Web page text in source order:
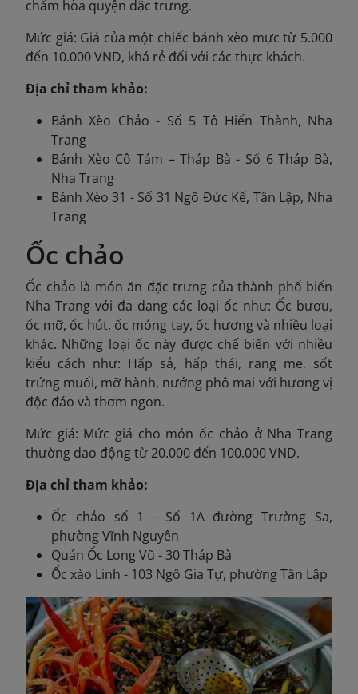
chấm hòa quyện đặc trưng.
Mức giá: Giá của một chiếc bánh xèo mực từ 5.000
đến 10.000 VND, khá rẻ đối với các thực khách.
Địa chỉ tham khảo:
Bánh Xèo Chảo - Số 5 Tô Hiến Thành, Nha
Trang
Bánh Xèo Cô Tám – Tháp Bà - Số 6 Tháp Bà,
Nha Trang
Bánh Xèo 31 - Số 31 Ngô Đức Kế, Tân Lập, Nha
Trang
Ốc chảo
Ốc chảo là món ăn đặc trưng của thành phố biển
Nha Trang với đa dạng các loại ốc như: Ốc bươu,
ốc mỡ, ốc hút, ốc móng tay, ốc hương và nhiều loại
khác. Những loại ốc này được chế biến với nhiều
kiểu cách như: Hấp sả, hấp thái, rang me, sốt
trứng muối, mỡ hành, nướng phô mai với hương vị
độc đáo và thơm ngon.
Mức giá: Mức giá cho món ốc chảo ở Nha Trang
thường dao động từ 20.000 đến 100.000 VND.
Địa chỉ tham khảo:
Ốc chảo số 1 - Số 1A đường Trường Sa,
phường Vĩnh Nguyên
Quán Ốc Long Vũ - 30 Tháp Bà
Ốc xào Linh - 103 Ngô Gia Tự, phường Tân Lập